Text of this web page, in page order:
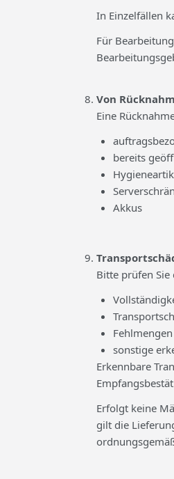
In Einzelfällen
Für
Von
Eine
bereits
Akkus
Bitte prüfen
Fehlmengen
sonstige
Erkennbare
Erfolgt keine
gilt die